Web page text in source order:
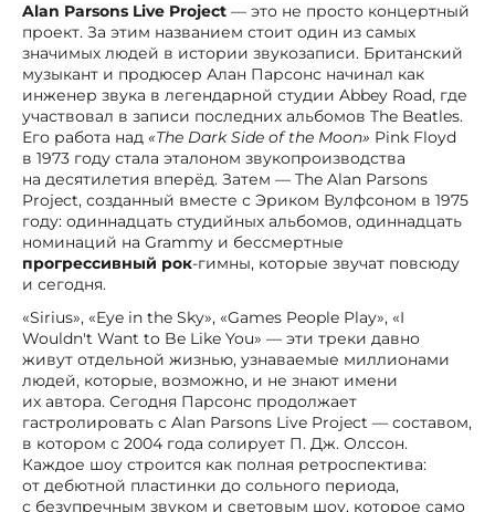
Alan Parsons Live Project — это не просто концертный
проект. За этим названием стоит один из самых
значимых людей в истории звукозаписи. Британский
музыкант и продюсер Алан Парсонс начинал как
инженер звука в легендарной студии Abbey Road, где
участвовал в записи последних альбомов The Beatles.
Его работа над «The Dark Side of the Moon» Pink Floyd
в 1973 году стала эталоном звукопроизводства
на десятилетия вперёд. Затем — The Alan Parsons
Project, созданный вместе с Эриком Вулфсоном в 1975
году: одиннадцать студийных альбомов, одиннадцать
номинаций на Grammy и бессмертные
прогрессивный рок-гимны, которые звучат повсюду
и сегодня.
«Sirius», «Eye in the Sky», «Games People Play», «I
Wouldn't Want to Be Like You» — эти треки давно
живут отдельной жизнью, узнаваемые миллионами
людей, которые, возможно, и не знают имени
их автора. Сегодня Парсонс продолжает
гастролировать с Alan Parsons Live Project — составом,
в котором с 2004 года солирует П. Дж. Олссон.
Каждое шоу строится как полная ретроспектива:
от дебютной пластинки до сольного периода,
с безупречным звуком и световым шоу, которое само